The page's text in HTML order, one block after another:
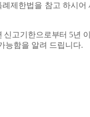
제한법을 참고 하시어
신고기한으로부터 5년
능함을 알려 드립니다.